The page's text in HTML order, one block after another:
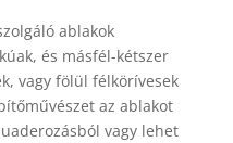
ablakok
és másfél-kétszer
vagy fölül félkörívesek
az ablakot
vagy lehet